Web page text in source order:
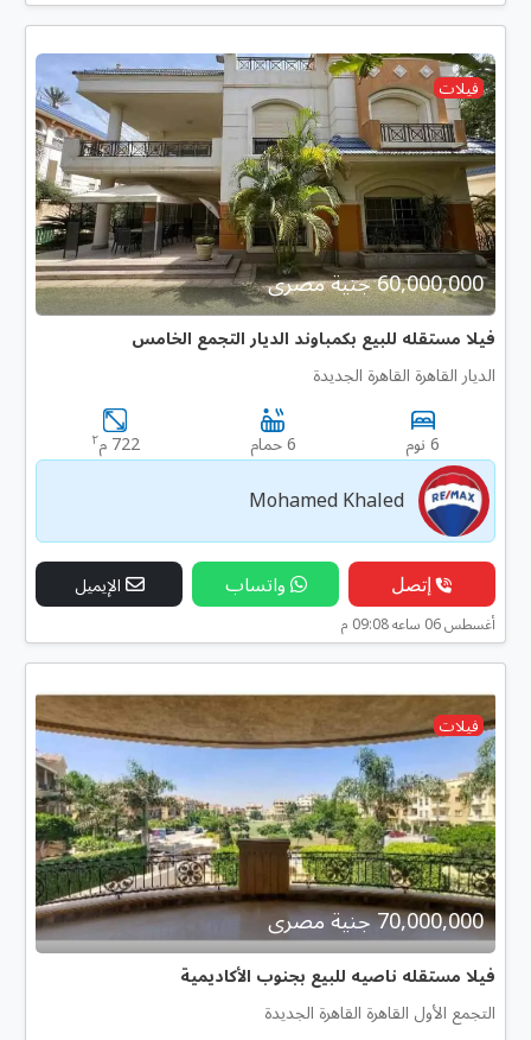
فيلات
60,000,000 جنية مصرى
فيلا مستقله للبيع بكمباوند الديار التجمع الخامس
الديار القاهرة القاهرة الجديدة
6 نوم 6 حمام 722 م ٢
Mohamed Khaled
إتصل واتساب الإيميل
أغسطس 06 ساعه 09:08 م
فيلات
70,000,000 جنية مصرى
فيلا مستقله ناصيه للبيع بجنوب الأكاديمية
التجمع الأول القاهرة القاهرة الجديدة